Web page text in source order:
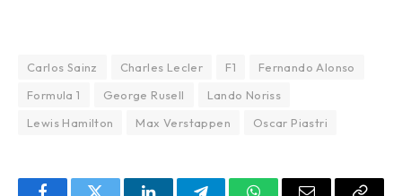
Carlos Sainz Charles Lecler F1
Fernando Alonso
Formula 1
George Rusell
Lando Noriss
Lewis Hamilton
Max Verstappen Oscar Piastri